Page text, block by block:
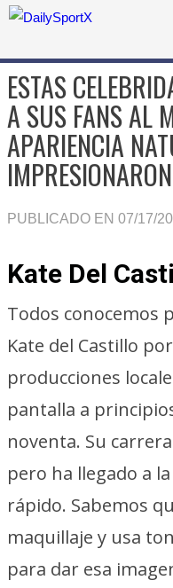
ESTAS
A SUS FANS AL
APARIENCIA
PUBLICADO EN 07/17/
Kate Del
Todos conocemos
Kate del Castillo
producciones
pantalla a
noventa. Su
pero ha llegado a
rápido. Sabemos
maquillaje y usa
para dar esa